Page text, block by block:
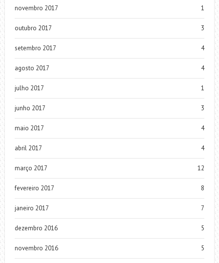
novembro 2017 1
outubro 2017 3
setembro 2017 4
agosto 2017 4
julho 2017 1
junho 2017 3
maio 2017 4
abril 2017 4
março 2017 12
fevereiro 2017 8
janeiro 2017 7
dezembro 2016 5
novembro 2016 5